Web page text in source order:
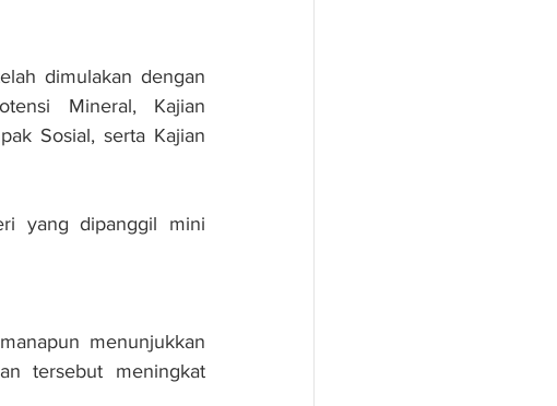
dimulakan dengan
Mineral, Kajian
Sosial, serta Kajian
yang dipanggil mini
menunjukkan
tersebut meningkat